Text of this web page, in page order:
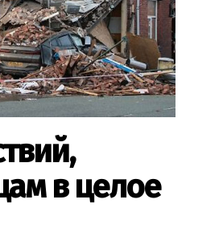
в целое